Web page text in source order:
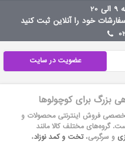
عضویت در سایت
بزرگ برای کوچولوها
تخصصی فروش اینترنتی محصولات و
گروه‏‏‌های مختلف کالا مانند
و سرگرمی،تخت و کمد نوزاد،